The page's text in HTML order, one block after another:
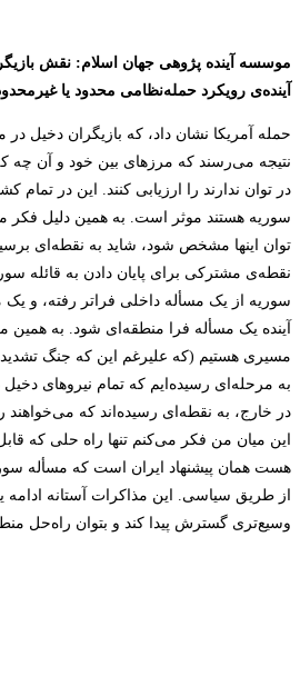
موسسه آینده پژوهی جهان اسلام: نقش
‌آینده‌ی رویکرد حمله‌نظامی محدود یا
حمله آمریکا نشان داد، که بازیگران دخیل
نتیجه می‌رسند که مرزهای بین خود و آن چه
در توان ندارند را ارزیابی کنند. این در تمام
سوریه هستند موثر است. به همین دلیل فکر
توان اینها مشخص شود، شاید به نقطه‌ای
نقطه‌ی مشترکی برای پایان دادن به قائله
سوریه از یک مسأله داخلی فراتر رفته، و یک
آ‌ینده یک مسأله فرا منطقه‌ای شود. به همین
مسیری هستیم (که علیرغم این که جنگ
به مرحله‌ای رسیده‌ایم که تمام نیروهای
در خارج، به نقطه‌ای رسیده‌اند که می‌خواهند
این میان من فکر می‌کنم تنها راه حلی که
هست همان پیشنهاد ایران است که مسأله
از طریق سیاسی. این مذاکرات آستانه ادامه
وسیع‌تری گسترش پیدا کند و بتوان راه‌حل